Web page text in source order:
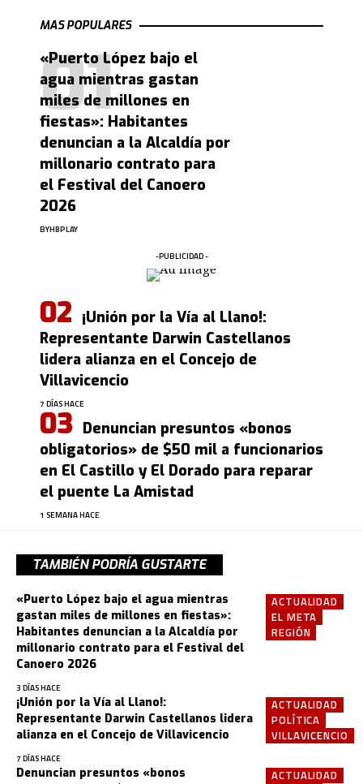
MAS POPULARES
«Puerto López bajo el
agua mientras gastan
miles de millones en
fiestas»: Habitantes
denuncian a la Alcaldía por
millonario contrato para
el Festival del Canoero
2026
BYHBPLAY
-PUBLICIDAD -
¡Unión por la Vía al Llano!:
Representante Darwin Castellanos
lidera alianza en el Concejo de
Villavicencio
7 DÍAS HACE
Denuncian presuntos «bonos
obligatorios» de $50 mil a funcionarios
en El Castillo y El Dorado para reparar
el puente La Amistad
1 SEMANA HACE
TAMBIÉN PODRÍA GUSTARTE
ACTUALIDAD
EL META
REGIÓN
«Puerto López bajo el agua mientras
gastan miles de millones en fiestas»:
Habitantes denuncian a la Alcaldía por
millonario contrato para el Festival del
Canoero 2026
3 DÍAS HACE
ACTUALIDAD
POLÍTICA
VILLAVICENCIO
¡Unión por la Vía al Llano!:
Representante Darwin Castellanos lidera
alianza en el Concejo de Villavicencio
7 DÍAS HACE
ACTUALIDAD
Denuncian presuntos «bonos